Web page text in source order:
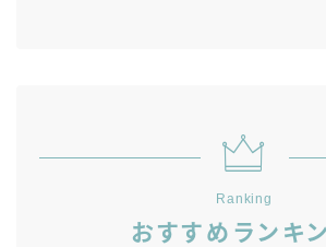
Ranking
おすすめランキ